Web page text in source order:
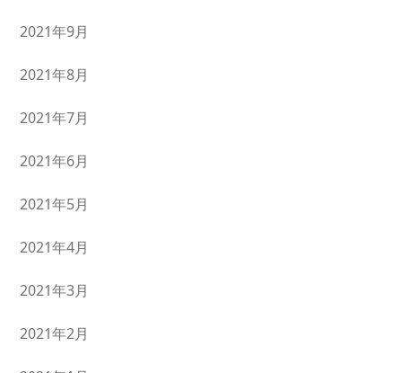
2021年9月
2021年8月
2021年7月
2021年6月
2021年5月
2021年4月
2021年3月
2021年2月